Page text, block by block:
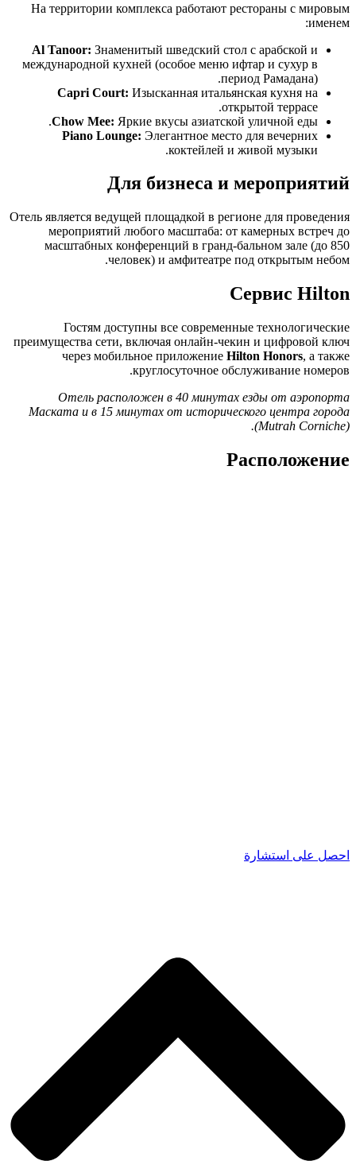
На территории комплекса работают рестораны с мировым
именем:
Al Tanoor: Знаменитый шведский стол с арабской и
международной кухней (особое меню ифтар и сухур в
период Рамадана).
Capri Court: Изысканная итальянская кухня на
открытой террасе.
Chow Mee: Яркие вкусы азиатской уличной еды.
Piano Lounge: Элегантное место для вечерних
коктейлей и живой музыки.
Для бизнеса и мероприятий
Отель является ведущей площадкой в регионе для проведения
мероприятий любого масштаба: от камерных встреч до
масштабных конференций в гранд-бальном зале (до 850
человек) и амфитеатре под открытым небом.
Сервис Hilton
Гостям доступны все современные технологические
преимущества сети, включая онлайн-чекин и цифровой ключ
через мобильное приложение Hilton Honors, а также
круглосуточное обслуживание номеров.
Отель расположен в 40 минутах езды от аэропорта
Маската и в 15 минутах от исторического центра города
(Mutrah Corniche).
Расположение
احصل على استشارة